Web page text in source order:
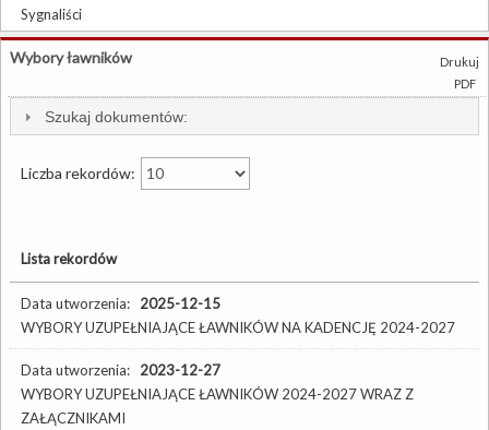
Sygnaliści
Drukuj
PDF
Wybory ławników
Szukaj dokumentów:
Liczba rekordów:
Lista rekordów
Data utworzenia: 2025-12-15
WYBORY UZUPEŁNIAJĄCE ŁAWNIKÓW NA KADENCJĘ 2024-2027
Data utworzenia: 2023-12-27
WYBORY UZUPEŁNIAJĄCE ŁAWNIKÓW 2024-2027 WRAZ Z
ZAŁĄCZNIKAMI